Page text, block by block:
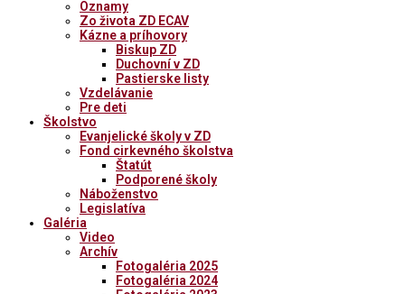
Oznamy
Zo života ZD ECAV
Kázne a príhovory
Biskup ZD
Duchovní v ZD
Pastierske listy
Vzdelávanie
Pre deti
Školstvo
Evanjelické školy v ZD
Fond cirkevného školstva
Štatút
Podporené školy
Náboženstvo
Legislatíva
Galéria
Video
Archív
Fotogaléria 2025
Fotogaléria 2024